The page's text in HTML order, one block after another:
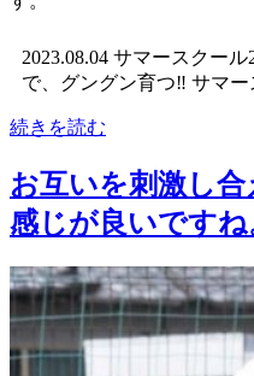
2023.08.04 サマースクー
で、グングン育つ‼︎ サマー
続きを読む
お互いを刺激し
感じが良いですね